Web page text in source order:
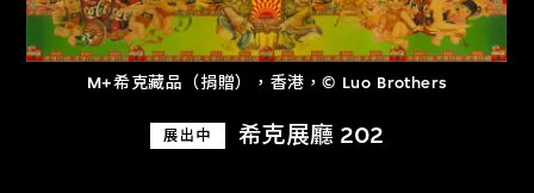
M+希克藏品（捐贈），香港，© Luo Brothers
展出中 希克展廳 202
關於M+藏品